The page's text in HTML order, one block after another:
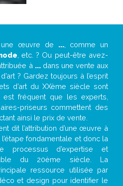
une œuvre de ..., comme un
, etc. ? Ou peut-être avez-
à ...dans une vente aux
? Gardez toujours à l’esprit
d’art du XXème siècle sont
est fréquent que les experts,
priseurs commettent des
ainsi le prix de vente.
dit l’attribution d’une œuvre à
fondamentale et donc la
d’expertise et
du 20ème siècle. La
ressource utilisée par
et design pour identifier le